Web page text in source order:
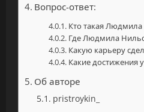
Вопрос-ответ:
Кто такая Людмила
Где Людмила
Какую карьеру
Какие
Об авторе
pristroykin_